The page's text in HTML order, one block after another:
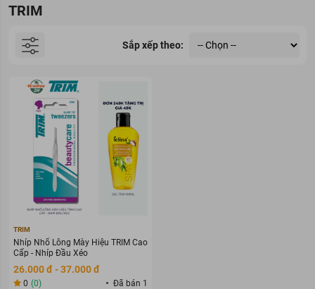
TRIM
Sắp xếp theo:
TRIM
Nhíp Nhổ Lông Mày Hiệu TRIM Cao
Cấp - Nhíp Đầu Xéo
26.000 đ - 37.000 đ
0 (0) Đã bán 1